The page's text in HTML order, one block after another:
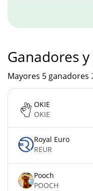
Ganadores
Mayores 5 ganadores
OKIE
OKIE
Royal Euro
REUR
Pooch
POOCH